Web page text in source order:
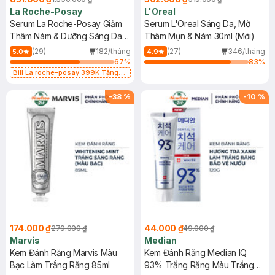
La Roche-Posay
Serum La Roche-Posay Giảm
Thâm Nám & Dưỡng Sáng Da
30ml
5.0 (29)
182/tháng
67%
Bill La roche-posay 399K Tặng
(SL có hạn)
L'Oreal
Serum L'Oreal Sáng Da, Mờ
Thâm Mụn & Nám 30ml (Mới)
4.9 (27)
346/tháng
83%
-38 %
174.000 ₫279.000 ₫
Marvis
Kem Đánh Răng Marvis Màu
Bạc Làm Trắng Răng 85ml
-10 %
44.000 ₫49.000 ₫
Median
Kem Đánh Răng Median IQ
93% Trắng Răng Màu Trắng